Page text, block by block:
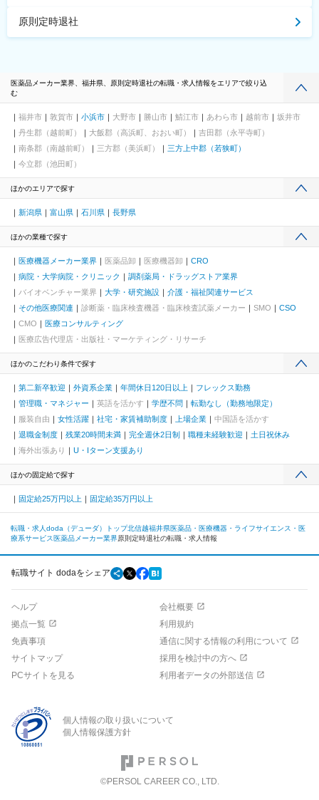
原則定時退社
医薬品メーカー業界、福井県、原則定時退社の転職・求人情報をエリアで絞り込
む
福井市 敦賀市 小浜市 大野市 勝山市 鯖江市 あわら市 越前市
坂井市
丹生郡（越前町）
大飯郡（高浜町、おおい町）
吉田郡（永平寺町）
南条郡（南越前町）
三方郡（美浜町）
三方上中郡（若狭町）
今立郡（池田町）
ほかのエリアで探す
新潟県 富山県 石川県 長野県
ほかの業種で探す
医療機器メーカー業界 医薬品卸 医療機器卸
CRO
病院・大学病院・クリニック
調剤薬局・ドラッグストア業界
バイオベンチャー業界
大学・研究施設
介護・福祉関連サービス
その他医療関連
診断薬・臨床検査機器・臨床検査試薬メーカー SMO
CSO
CMO
医療コンサルティング
医療広告代理店・出版社・マーケティング・リサーチ
ほかのこだわり条件で探す
第二新卒歓迎 外資系企業 年間休日120日以上
フレックス勤務
管理職・マネジャー
英語を活かす 学歴不問
転勤なし（勤務地限定）
服装自由
女性活躍 社宅・家賃補助制度 上場企業
中国語を活かす
退職金制度
残業20時間未満 完全週休2日制 職種未経験歓迎
土日祝休み
海外出張あり
U・Iターン支援あり
ほかの固定給で探す
固定給25万円以上 固定給35万円以上
転職・求人doda（デューダ）トップ北信越福井県医薬品・医療機器・ライフサイエンス・医
療系サービス 医薬品メーカー業界原則定時退社の転職・求人情報
転職サイト dodaをシェア
ヘルプ
会社概要
拠点一覧
利用規約
免責事項
通信に関する情報の利用について
サイトマップ
採用を検討中の方へ
PCサイトを見る
利用者データの外部送信
個人情報の取り扱いについて
個人情報保護方針
©PERSOL CAREER CO., LTD.